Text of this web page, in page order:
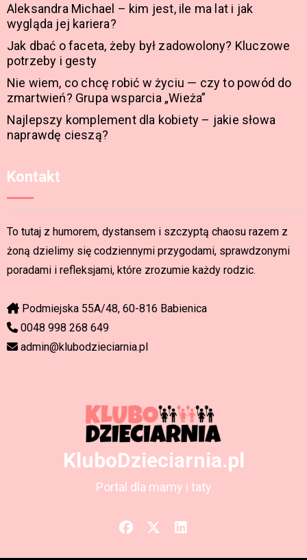
Aleksandra Michael – kim jest, ile ma lat i jak
wygląda jej kariera?
Jak dbać o faceta, żeby był zadowolony? Kluczowe
potrzeby i gesty
Nie wiem, co chcę robić w życiu — czy to powód do
zmartwień? Grupa wsparcia „Wieża”
Najlepszy komplement dla kobiety – jakie słowa
naprawdę cieszą?
Kontakt
To tutaj z humorem, dystansem i szczyptą chaosu razem z
żoną dzielimy się codziennymi przygodami, sprawdzonymi
poradami i refleksjami, które zrozumie każdy rodzic.
Podmiejska 55A/48, 60-816 Babienica
0048 998 268 649
admin@klubodzieciarnia.pl
KluboDzieciarnia.pl
Portal dla mamy i taty